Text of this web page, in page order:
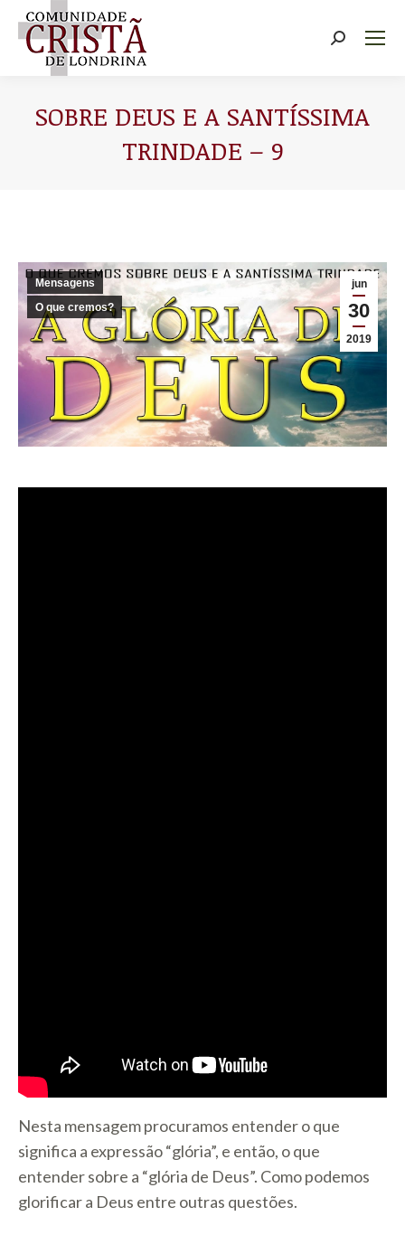
Buscar
SOBRE DEUS E A SANTÍSSIMA
TRINDADE – 9
jun
30
2019
Mensagens
O que cremos?
Nesta mensagem procuramos entender o que
significa a expressão “glória”, e então, o que
entender sobre a “glória de Deus”. Como podemos
glorificar a Deus entre outras questões.